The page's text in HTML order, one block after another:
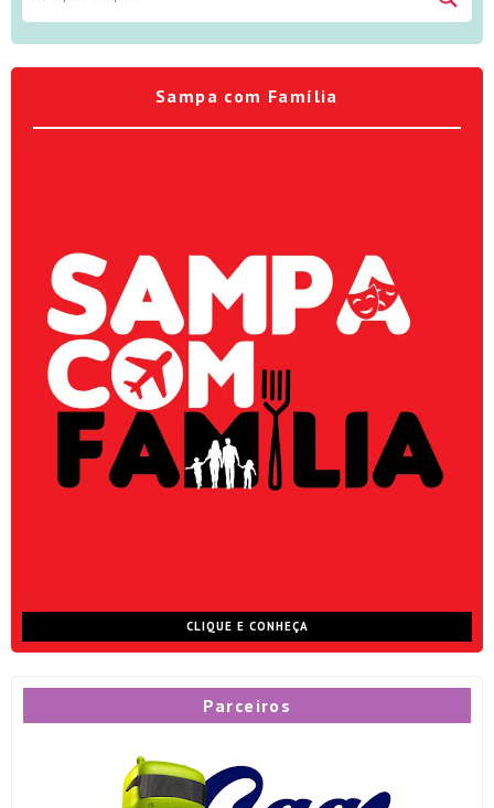
Sampa com Família
CLIQUE E CONHEÇA
Parceiros